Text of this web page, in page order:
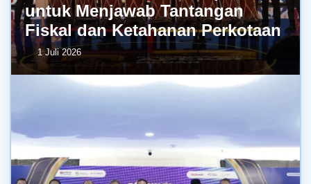
untuk Menjawab Tantangan
Fiskal dan Ketahanan Perkotaan
1 Juli 2026